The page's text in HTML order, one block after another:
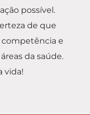
possível.
de que
e
da saúde.
vida!